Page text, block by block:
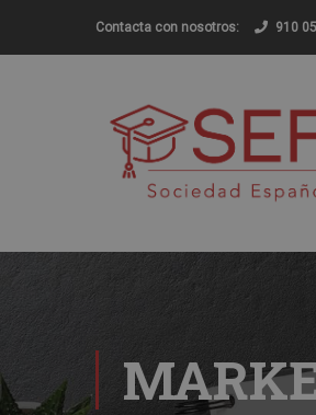
Contacta con nosotros: 910